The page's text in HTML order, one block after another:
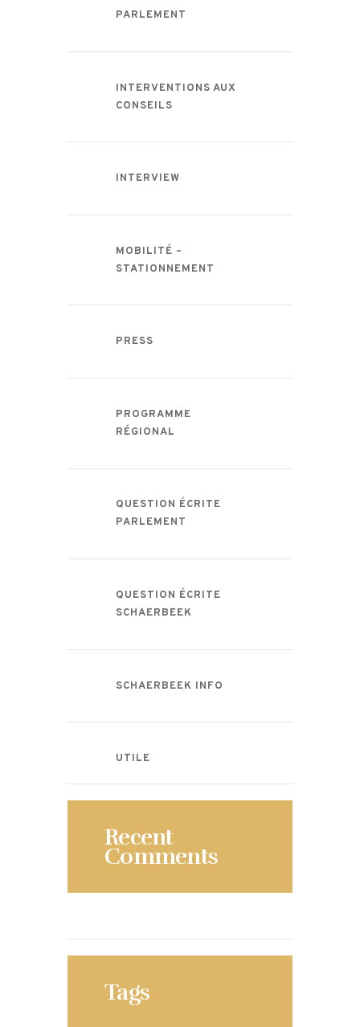
PARLEMENT
INTERVENTIONS AUX
CONSEILS
INTERVIEW
MOBILITÉ –
STATIONNEMENT
PRESS
PROGRAMME
RÉGIONAL
QUESTION ÉCRITE
PARLEMENT
QUESTION ÉCRITE
SCHAERBEEK
SCHAERBEEK INFO
UTILE
Recent
Comments
Tags